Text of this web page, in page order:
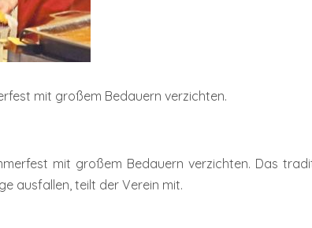
mit großem Bedauern verzichten.
mit großem Bedauern verzichten. Das
ausfallen, teilt der Verein mit.